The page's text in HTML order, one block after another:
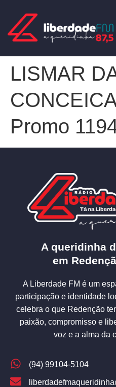
LISMAR
Promo
A queridinha
em
A Liberdade FM é um
participação e identidade
celebra o que Redenção
paixão, compromisso e
voz e a alma da
(94) 99104-5104